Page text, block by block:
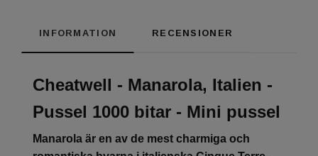
INFORMATION RECENSIONER
Cheatwell - Manarola, Italien -
Pussel 1000 bitar - Mini pussel
Manarola är en av de mest charmiga och